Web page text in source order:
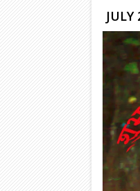
JULY